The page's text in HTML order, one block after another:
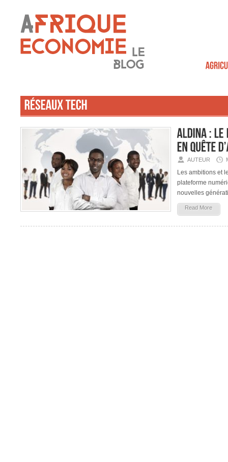
AUTEUR
Les ambitions et
plateforme
nouvelles
Read More